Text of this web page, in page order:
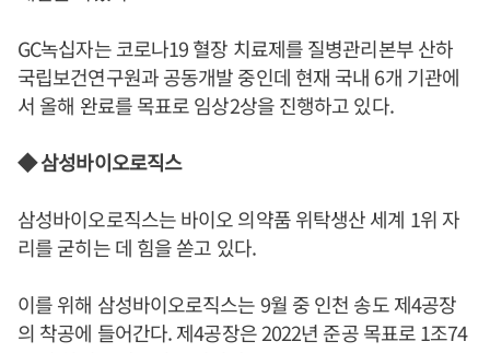
GC녹십자는 코로나19 혈장 치료제를 질병관리본부 산하
국립보건연구원과 공동개발 중인데 현재 국내 6개 기관에
서 올해 완료를 목표로 임상2상을 진행하고 있다.
◆ 삼성바이오로직스
삼성바이오로직스는 바이오 의약품 위탁생산 세계 1위 자
리를 굳히는 데 힘을 쏟고 있다.
이를 위해 삼성바이오로직스는 9월 중 인천 송도 제4공장
의 착공에 들어간다. 제4공장은 2022년 준공 목표로 1조74